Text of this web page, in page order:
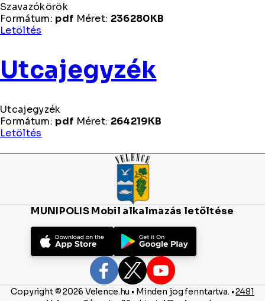
Szavazókörök
Formátum: pdf Méret: 236280KB
Letöltés
Utcajegyzék
Utcajegyzék
Formátum: pdf Méret: 264219KB
Letöltés
MUNIPOLIS Mobil alkalmazás letöltése
Copyright © 2026 Velence.hu • Minden jog fenntartva. •2481